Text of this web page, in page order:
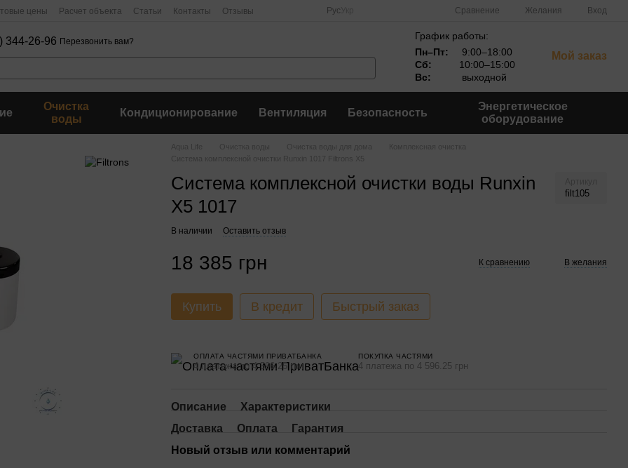
цены Расчет объекта Статьи Контакты Отзывы Рус Сравнение Желания Вход
344-26-96 Перезвонить вам?
График работы:
Пн–Пт:
9:00–18:00
Сб:
10:00–15:00
Вс:
выходной
Мой заказ
Очистка
воды
Кондиционирование Вентиляция Безопасность
Энергетическое
оборудование
Aqua Life Очистка воды Очистка воды для дома
Комплексная очистка
Система комплексной очистки Runxin 1017 Filtrons X5
Система комплексной очистки воды Runxin
X5 1017
filt105
В наличии Оставить отзыв
18 385 грн К сравнению В желания
Купить В кредит Быстрый заказ
ОПЛАТА ЧАСТЯМИ ПРИВАТБАНКА
4 платежа по 4 596.25 грн
ПОКУПКА ЧАСТЯМИ
4 платежа по 4 596.25 грн
Описание
Характеристики
Доставка
Оплата
Гарантия
Новый отзыв или комментарий